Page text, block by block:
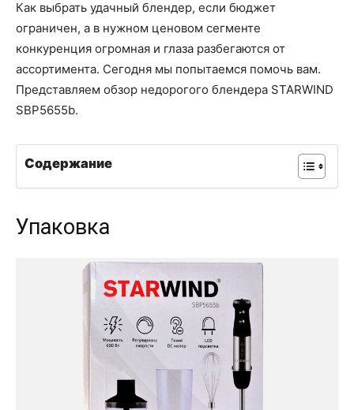
Как выбрать удачный блендер, если бюджет
ограничен, а в нужном ценовом сегменте
конкуренция огромная и глаза разбегаются от
ассортимента. Сегодня мы попытаемся помочь вам.
Представляем обзор недорогого блендера STARWIND
SBP5655b.
Содержание
Упаковка